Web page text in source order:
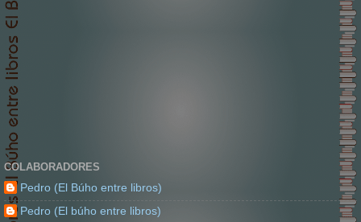
COLABORADORES
Pedro (El Búho entre libros)
Pedro (El búho entre libros)